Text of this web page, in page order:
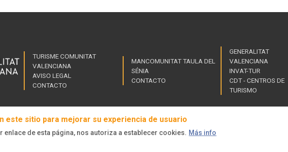
TURISME COMUNITAT
VALENCIANA
AVISO LEGAL
CONTACTO
MANCOMUNITAT TAULA DEL
SÉNIA
CONTACTO
Links
of
interest
GENERALITAT
VALENCIANA
INVAT-TUR
CDT - CENTROS DE
TURISMO
los derechos reservados.
este sitio para mejorar su experiencia de usuario
enlace de esta página, nos autoriza a establecer cookies. Más info